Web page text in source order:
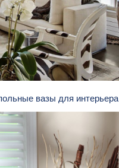
вазы для интерьера